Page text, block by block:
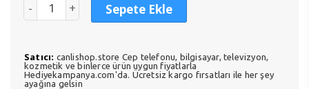
Sepete Ekle
Satıcı: canlishop.store Cep telefonu, bilgisayar, televizyon,
kozmetik ve binlerce ürün uygun fiyatlarla
Hediyekampanya.com'da. Ücretsiz kargo fırsatları ile her şey
ayağına gelsin